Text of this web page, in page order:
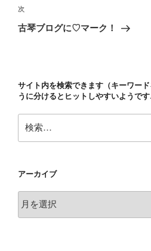
ビ
ゲ
ン
稿
次
の
次
古琴ブログに♡マーク！
サイト内を検索できます（キーワー
うに分けるとヒットしやすいようです
索:
アーカイブ
ー